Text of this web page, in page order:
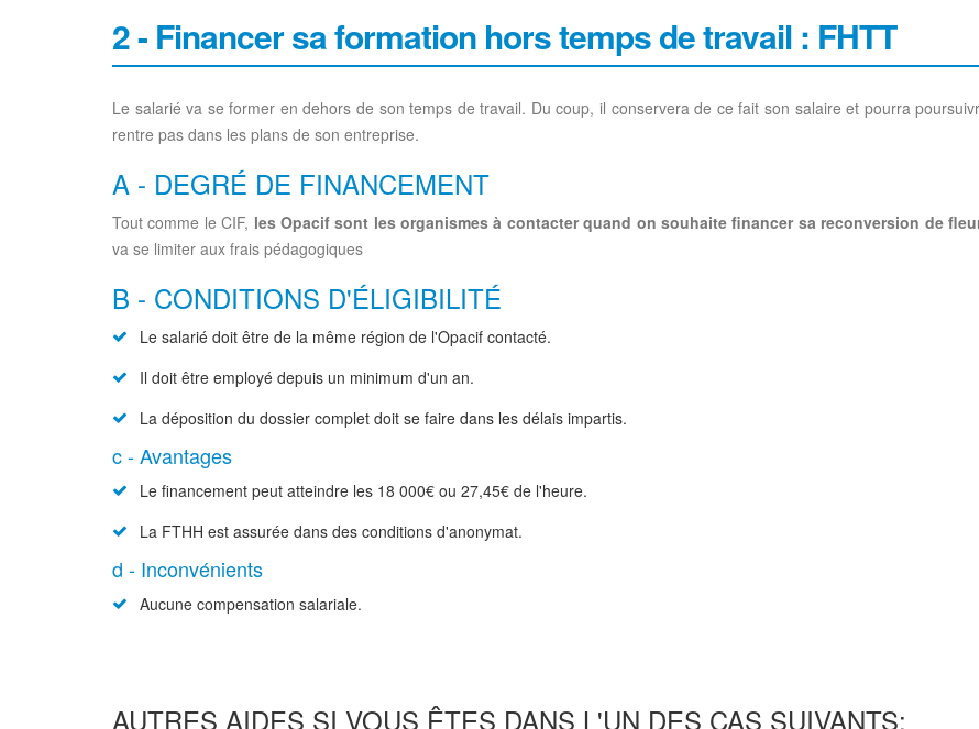
2 - Financer sa formation hors temps de travail : FHTT
Le salarié va se former en dehors de son temps de travail. Du coup, il conservera de ce fait son salaire et pourra
rentre pas dans les plans de son entreprise.
A - DEGRÉ DE FINANCEMENT
Tout comme le CIF, les Opacif sont les organismes à contacter quand on souhaite financer sa reconversion de
va se limiter aux frais pédagogiques
B - CONDITIONS D'ÉLIGIBILITÉ
Le salarié doit être de la même région de l'Opacif contacté.
Il doit être employé depuis un minimum d'un an.
La déposition du dossier complet doit se faire dans les délais impartis.
c - Avantages
Le financement peut atteindre les 18 000€ ou 27,45€ de l'heure.
La FTHH est assurée dans des conditions d'anonymat.
d - Inconvénients
Aucune compensation salariale.
AUTRES AIDES SI VOUS ÊTES DANS L'UN DES CAS SUIVANTS: